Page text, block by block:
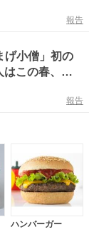
報告
げ小僧」初の
この春、高
報告
ハンバーガー